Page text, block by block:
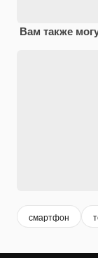
Вам также
смартфон